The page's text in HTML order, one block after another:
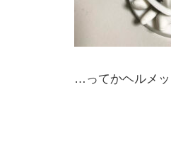
…ってかヘルメッ